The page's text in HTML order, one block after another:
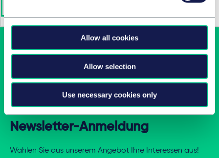
Allow all cookies
Allow selection
Use necessary cookies only
Newsletter-Anmeldung
Wählen Sie aus unserem Angebot Ihre Interessen aus!